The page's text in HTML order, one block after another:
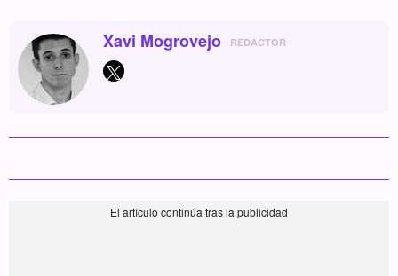
Xavi Mogrovejo REDACTOR